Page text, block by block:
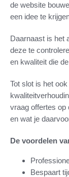
de website
een idee te
Daarnaast is het
deze te
en kwaliteit die
Tot slot is het
vraag offertes op
en wat je
De voordelen
Bespaart